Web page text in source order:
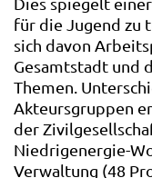
für die Jugend zu
sich davon
Gesamtstadt und
Themen.
Akteursgruppen
der
Niedrigenergie-
Verwaltung (48